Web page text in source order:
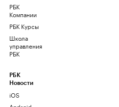
РБК
Компании
РБК Курсы
Школа
управления
РБК
РБК
Новости
iOS